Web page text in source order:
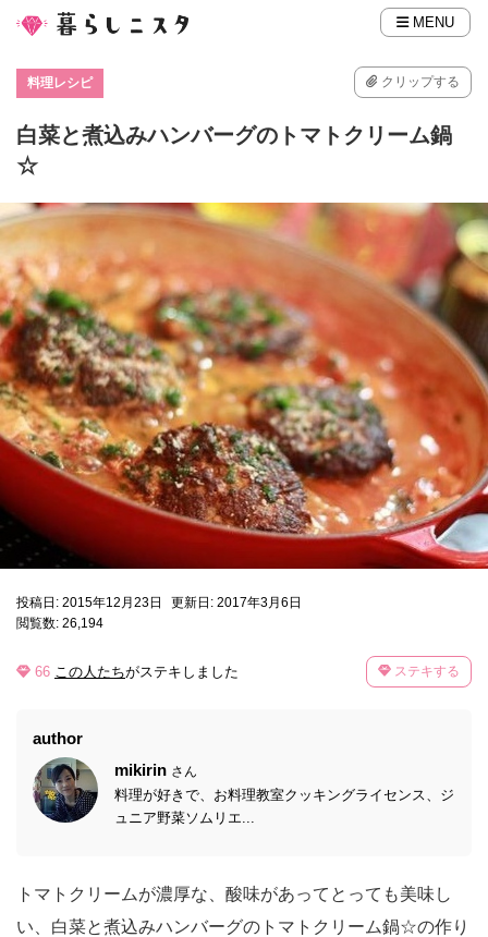
MENU
料理レシピ クリップする
白菜と煮込みハンバーグのトマトクリーム鍋
☆
投稿日: 2015年12月23日
更新日: 2017年3月6日
閲覧数: 26,194
66 この人たちがステキしました ステキする
author
mikirin さん
料理が好きで、お料理教室クッキングライセンス、ジ
ュニア野菜ソムリエ...
トマトクリームが濃厚な、酸味があってとっても美味し
い、白菜と煮込みハンバーグのトマトクリーム鍋☆の作り